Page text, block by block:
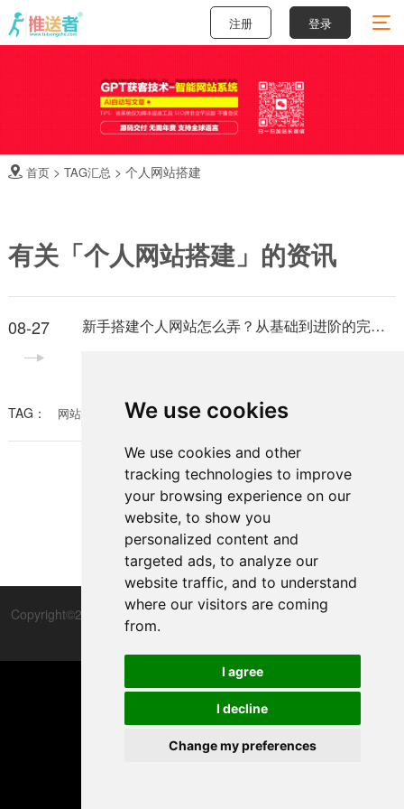
We use cookies
We use cookies and other
tracking technologies to improve
your browsing experience on our
website, to show you
personalized content and
targeted ads, to analyze our
website traffic, and to understand
where our visitors are coming
from.
I agree
I decline
Change my preferences
登录
注册
 首页> TAG汇总 > 个人网站搭建
有关「个人网站搭建」的资讯
08-27 新手搭建个人网站怎么弄？从基础到进阶的完整指南
品牌的建设，搭建一个自己的个人网站都是一个不错的
选择。那么新手搭建个人网站怎么弄呢？本文将详细介
的思路。 首先，搭建个人网站最重要的第一步是选择一
个合适的域名。域名是用户访问你网站的地址，好的域
名不仅能提高网站的品牌形象，还能增加用户的记忆
度。在选择
TAG： 网站建设指南 新手搭建个人网站怎么弄 个人网站搭建
1
Copyright©2012-2025 上海优槃网络科技有限公司版权所有
与协议 备案号：沪ICP备16031230号-2